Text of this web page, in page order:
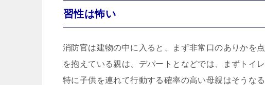
習性は怖い
消防官は建物の中に入ると、まず非常口のありかを
を抱えている親は、デパートとなどでは、まずトイ
特に子供を連れて行動する確率の高い母親はそうな